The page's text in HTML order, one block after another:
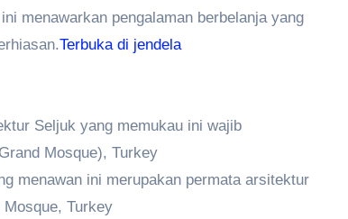
menawarkan pengalaman berbelanja yang
Terbuka di jendela
Seljuk yang memukau ini wajib
Mosque), Turkey
menawan ini merupakan permata arsitektur
Mosque, Turkey